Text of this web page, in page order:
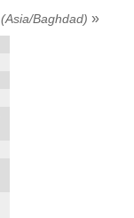
(Asia/Baghdad) »